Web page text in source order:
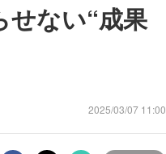
せない“成果
2025/03/07 11:00